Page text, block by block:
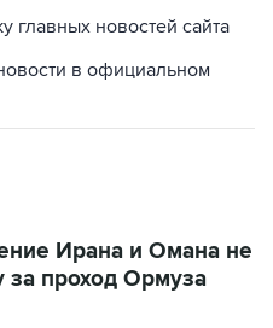
главных новостей сайта
в официальном
Ирана и Омана не
за проход Ормуза